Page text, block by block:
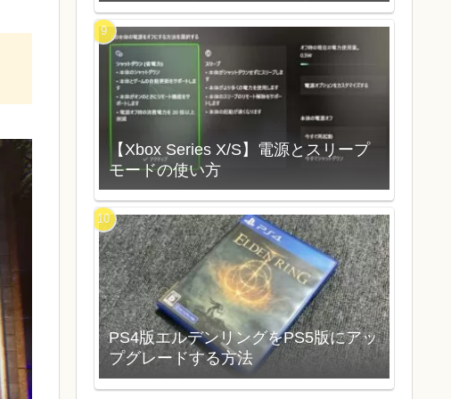
【Xbox Series X/S】電源とスリープ
モードの使い方
PS4版エルデンリングをPS5版にアッ
プグレードする方法